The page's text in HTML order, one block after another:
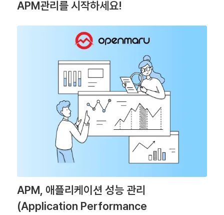
APM관리를 시작하세요!
APM, 애플리케이션 성능 관리
(Application Performance